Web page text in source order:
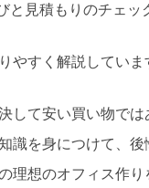
と見積もりのチェッ
やすく解説していま
して安い買い物では
識を身につけて、
理想のオフィス作